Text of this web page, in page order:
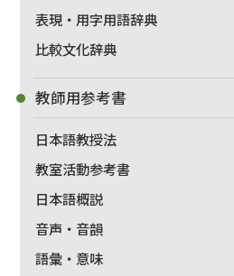
表現・用字用語辞典
比較文化辞典
教師用参考書
日本語教授法
教室活動参考書
日本語概説
音声・音韻
語彙・意味